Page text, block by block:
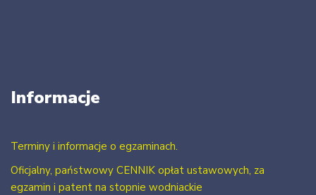
Informacje
Terminy i informacje o egzaminach.
Oficjalny, państwowy CENNIK opłat ustawowych, za
egzamin i patent na stopnie wodniackie